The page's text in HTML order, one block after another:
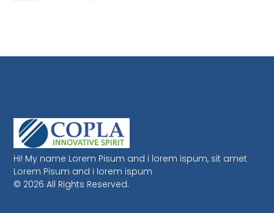
Hi! My name Lorem Pisum and i lorem ispum, sit amet
Lorem Pisum and i lorem ispum
© 2026 All Rights Reserved.